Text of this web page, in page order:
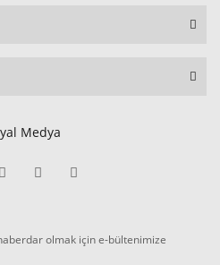
Medya
olmak için e-bültenimize